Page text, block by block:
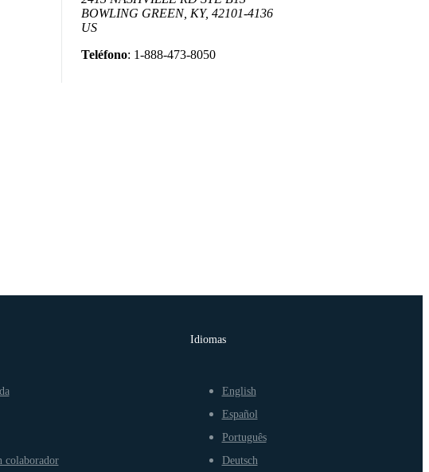
BOWLING GREEN, KY, 42101-4136
US
Teléfono: 1-888-473-8050
colaborador
Idiomas
English
Español
Português
Deutsch